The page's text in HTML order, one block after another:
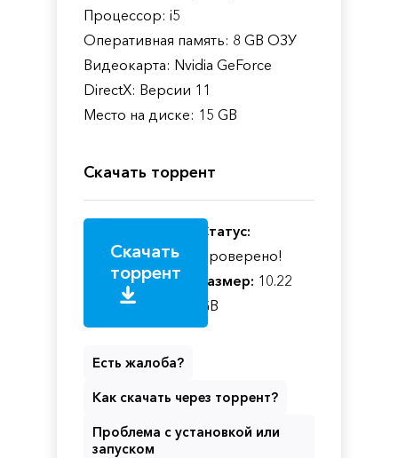
Процессор: i5
Оперативная память: 8 GB ОЗУ
Видеокарта: Nvidia GeForce
DirectX: Версии 11
Место на диске: 15 GB
Скачать торрент
Скачать
торрент
Статус:
Проверено!
Размер: 10.22
GB
Есть жалоба?
Как скачать через торрент?
Проблема с установкой или
запуском